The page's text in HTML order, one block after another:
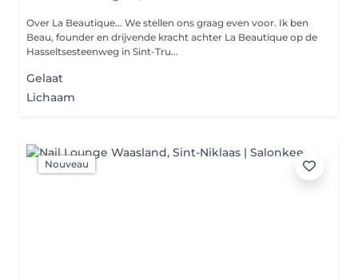
Over La Beautique... We stellen ons graag even voor. Ik ben
Beau, founder en drijvende kracht achter La Beautique op de
Hasseltsesteenweg in Sint-Tru...
Gelaat
Lichaam
Nouveau